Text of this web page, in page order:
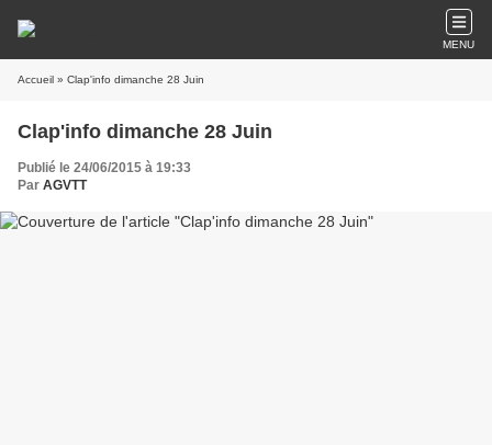
MENU
Accueil » Clap'info dimanche 28 Juin
Clap'info dimanche 28 Juin
Publié le 24/06/2015 à 19:33
Par AGVTT